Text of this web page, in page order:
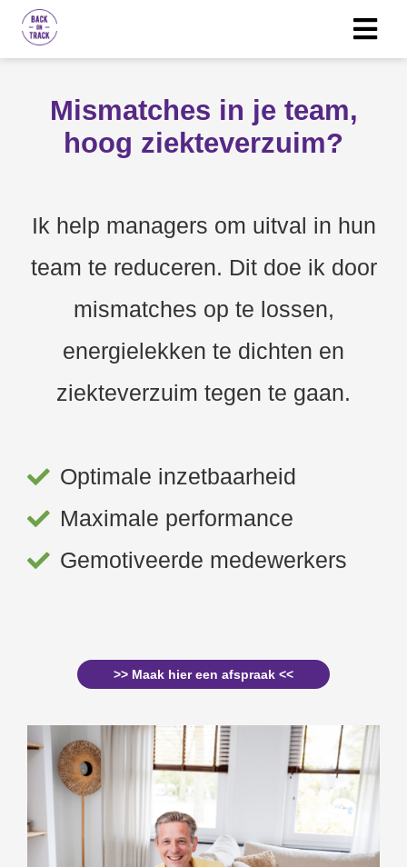
Mismatches in je team,
hoog ziekteverzuim?
Ik help managers om uitval in hun
team te reduceren. Dit doe ik door
mismatches op te lossen,
energielekken te dichten en
ziekteverzuim tegen te gaan.
Optimale inzetbaarheid
Maximale performance
Gemotiveerde medewerkers
>> Maak hier een afspraak <<